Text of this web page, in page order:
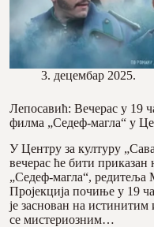
3. децембар 2025.
Лепосавић: Вечерас y 19
филма „Седеф-магла“ у
У Центру за културу
вечерас ће бити
„Седеф-магла“,
Пројекција почиње у 19
је заснован на истинитим
се мистериозним…